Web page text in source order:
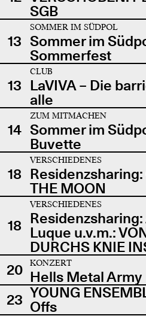
SGB
13
SOMMER IM SÜDPOL
Sommer im
Sommerfest
13
CLUB
LaVIVA – Die
alle
14
ZUM MITMACHEN
Sommer im
Buvette
18
VERSCHIEDENES
Residenzsharing:
THE MOON
18
VERSCHIEDENES
Luque u.v.m.:
DURCHS KNIE
20
KONZERT
Hells Metal Army
23 YOUNG
Offs